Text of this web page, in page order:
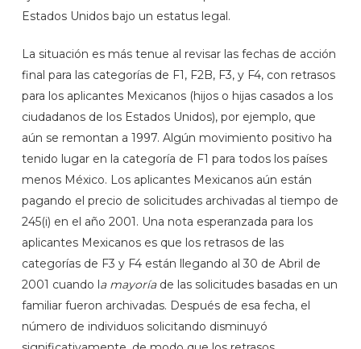
Estados Unidos bajo un estatus legal.
La situación es más tenue al revisar las fechas de acción
final para las categorías de F1, F2B, F3, y F4, con retrasos
para los aplicantes Mexicanos (hijos o hijas casados a los
ciudadanos de los Estados Unidos), por ejemplo, que
aún se remontan a 1997. Algún movimiento positivo ha
tenido lugar en la categoría de F1 para todos los países
menos México. Los aplicantes Mexicanos aún están
pagando el precio de solicitudes archivadas al tiempo de
245(i) en el año 2001. Una nota esperanzada para los
aplicantes Mexicanos es que los retrasos de las
categorías de F3 y F4 están llegando al 30 de Abril de
2001 cuando la mayoríade las solicitudes basadas en un
familiar fueron archivadas. Después de esa fecha, el
número de individuos solicitando disminuyó